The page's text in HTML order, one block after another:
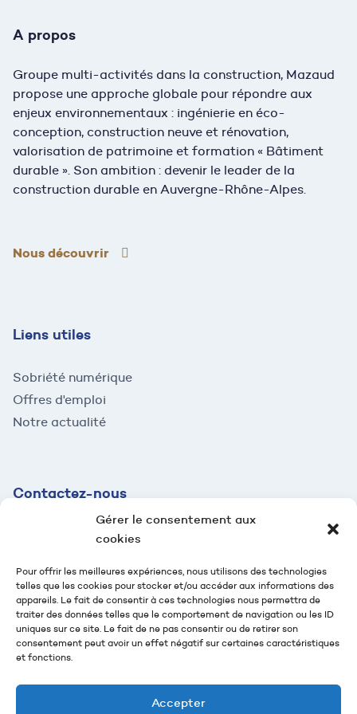
Gérer le consentement aux
cookies
Pour offrir les meilleures expériences, nous utilisons des technologies
telles que les cookies pour stocker et/ou accéder aux informations des
appareils. Le fait de consentir à ces technologies nous permettra de
traiter des données telles que le comportement de navigation ou les ID
uniques sur ce site. Le fait de ne pas consentir ou de retirer son
consentement peut avoir un effet négatif sur certaines caractéristiques
et fonctions.
Accepter
A propos
Groupe multi-activités dans la construction, Mazaud
propose une approche globale pour répondre aux
enjeux environnementaux : ingénierie en éco-
conception, construction neuve et rénovation,
valorisation de patrimoine et formation « Bâtiment
durable ». Son ambition : devenir le leader de la
construction durable en Auvergne-Rhône-Alpes.
Nous découvrir
Liens utiles
Sobriété numérique
Offres d'emploi
Notre actualité
Contactez-nous
contact@mazaud.fr
2 rue Jean-Jaurès
69100 Villeurbanne
Suivez-nous